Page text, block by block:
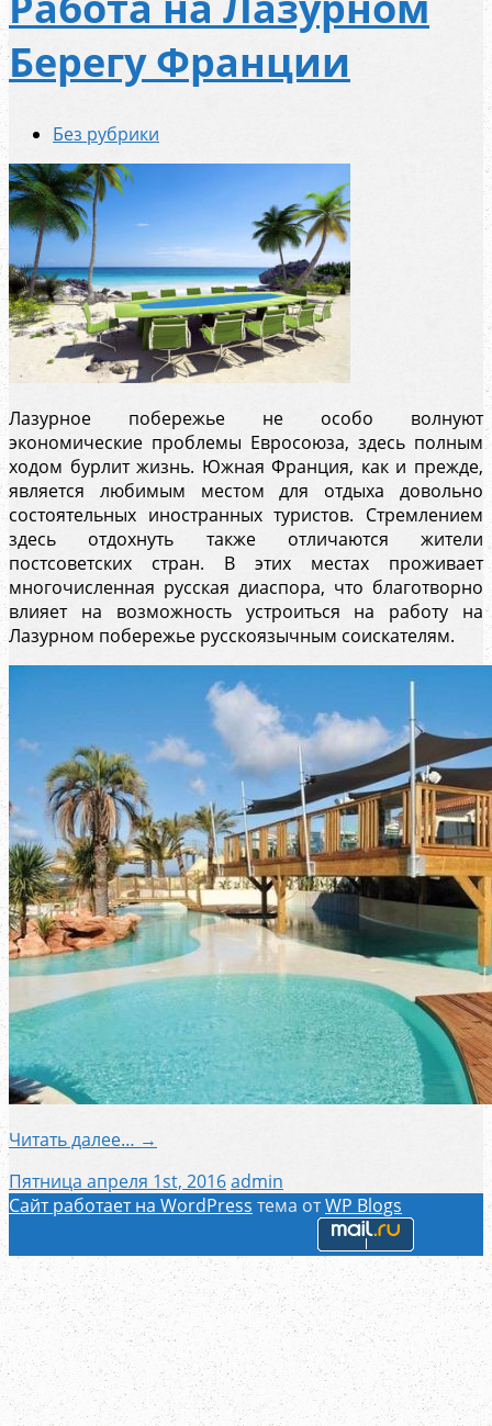
Берегу Франции
Без рубрики
Лазурное побережье не особо волнуют
экономические проблемы Евросоюза, здесь полным
ходом бурлит жизнь. Южная Франция, как и прежде,
является любимым местом для отдыха довольно
состоятельных иностранных туристов. Стремлением
здесь отдохнуть также отличаются жители
постсоветских стран. В этих местах проживает
многочисленная русская диаспора, что благотворно
влияет на возможность устроиться на работу на
Лазурном побережье русскоязычным соискателям.
Читать далее… →
Пятница апреля 1st, 2016admin
Сайт работает на WordPress тема отWP Blogs